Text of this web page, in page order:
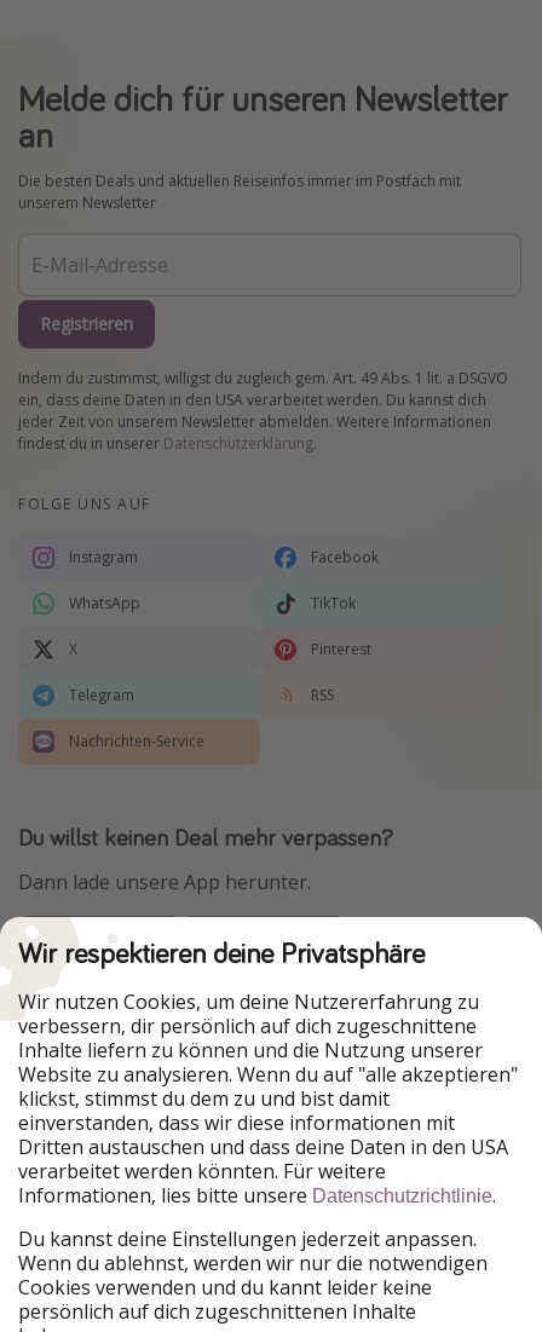
Melde dich für unseren Newsletter
an
Die besten Deals und aktuellen Reiseinfos immer im Postfach mit
unserem Newsletter
Registrieren
Indem du zustimmst, willigst du zugleich gem. Art. 49 Abs. 1 lit. a DSGVO
ein, dass deine Daten in den USA verarbeitet werden. Du kannst dich
jeder Zeit von unserem Newsletter abmelden. Weitere Informationen
findest du in unserer Datenschutzerklärung.
FOLGE UNS AUF
Instagram Facebook
WhatsApp TikTok
X Pinterest
Telegram RSS
Nachrichten-Service
Du willst keinen Deal mehr verpassen?
Dann lade unsere App herunter.
Urlaubspiraten ist Teil der HolidayPirates Group
Unsere Märkte
PiratinViaggio
HolidayPirates
VakantiePiraten
WakacyjniPiraci
VoyagesPirates
Ferienpiraten
Urlaubspiraten
ViajerosPiratas
TravelPirates
HolidayPirates Group
Lerne uns kennen Rechtliches
Wir respektieren deine Privatsphäre
Wir nutzen Cookies, um deine Nutzererfahrung zu
verbessern, dir persönlich auf dich zugeschnittene
Inhalte liefern zu können und die Nutzung unserer
Website zu analysieren. Wenn du auf "alle akzeptieren"
klickst, stimmst du dem zu und bist damit
einverstanden, dass wir diese informationen mit
Dritten austauschen und dass deine Daten in den USA
verarbeitet werden könnten. Für weitere
Informationen, lies bitte unsere Datenschutzrichtlinie.
Du kannst deine Einstellungen jederzeit anpassen.
Wenn du ablehnst, werden wir nur die notwendigen
Cookies verwenden und du kannt leider keine
persönlich auf dich zugeschnittenen Inhalte